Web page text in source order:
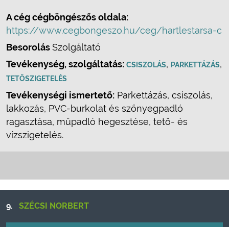
A cég cégböngészős oldala:
https://www.cegbongeszo.hu/ceg/hartlestarsa-c
BesorolásSzolgáltató
Tevékenység, szolgáltatás: CSISZOLÁS, PARKETTÁZÁS,
TETŐSZIGETELÉS
Tevékenységi ismertető: Parkettázás, csiszolás,
lakkozás, PVC-burkolat és szőnyegpadló
ragasztása, műpadló hegesztése, tető- és
vízszigetelés.
9. SZÉCSI NORBERT